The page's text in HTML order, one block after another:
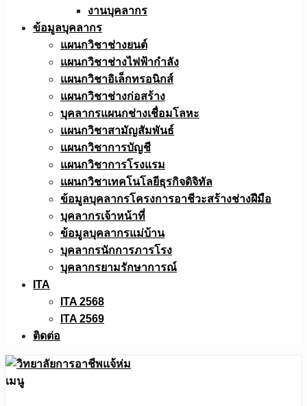
งานบุคลากร
ข้อมูลบุคลากร
แผนกวิชาช่างยนต์
แผนกวิชาช่างไฟฟ้ากำลัง
แผนกวิชาอิเล็กทรอนิกส์
แผนกวิชาช่างก่อสร้าง
บุคลากรแผนกช่างเชื่อมโลหะ
แผนกวิชาสามัญสัมพันธ์
แผนกวิชาการบัญชี
แผนกวิชาการโรงแรม
แผนกวิชาเทคโนโลยีธุรกิจดิจิทัล
ข้อมูลบุคลากรโครงการอาชีวะสร้างช่างฝีมือ
บุคลากรเจ้าหน้าที่
ข้อมูลบุคลากรแม่บ้าน
บุคลากรนักการภารโรง
บุคลากรยามรักษาการณ์
ITA
ITA 2568
ITA 2569
ติดต่อ
เมนู